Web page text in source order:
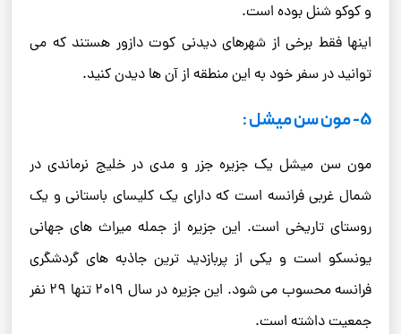
و کوکو شنل بوده است.
اینها فقط برخی از شهرهای دیدنی کوت دازور هستند که می
توانید در سفر خود به این منطقه از آن ها دیدن کنید.
5- مون سن میشل :
مون سن میشل یک جزیره جزر و مدی در خلیج نرماندی در
شمال غربی فرانسه است که دارای یک کلیسای باستانی و یک
روستای تاریخی است. این جزیره از جمله میراث های جهانی
یونسکو است و یکی از پربازدید ترین جاذبه های گردشگری
فرانسه محسوب می شود. این جزیره در سال ۲۰۱۹ تنها ۲۹ نفر
جمعیت داشته است.